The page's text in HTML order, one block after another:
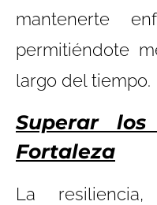
mantenerte
permitiéndote
largo del tiempo.
Superar los
Fortaleza
La